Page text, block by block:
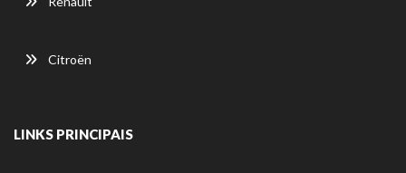
Citroën
LINKS PRINCIPAIS